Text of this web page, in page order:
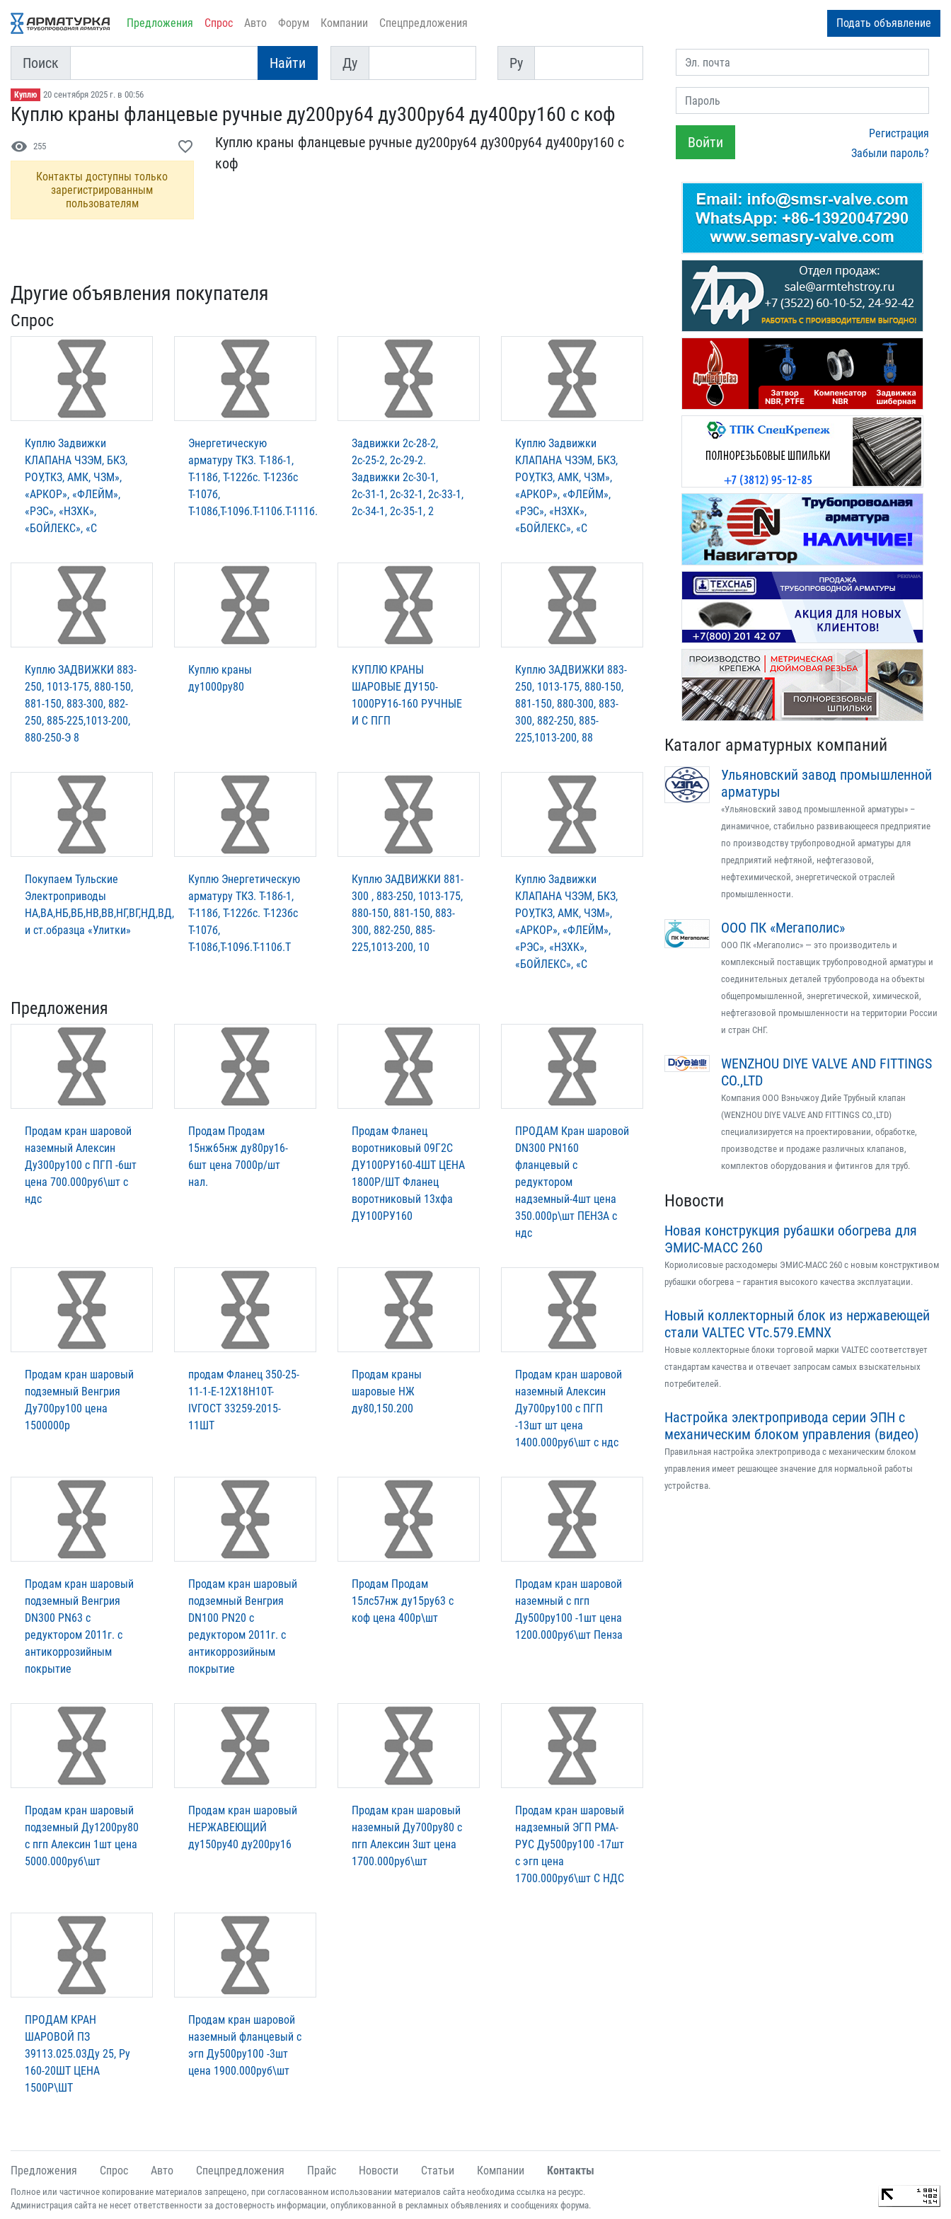
Предложения Спрос Авто Форум Компании Спецпредложения Подать объявление
Поиск Найти
Ду
Ду
Py
Py
Куплю 20 сентября 2025 г. в 00:56
Куплю краны фланцевые ру​чные ду200ру64 ду300ру64​ ду400ру160 с коф
visibility 255 favorite_border
Контакты доступны только
зарегистрированным
пользователям
Куплю краны фланцевые ру​чные ду200ру64 ду300ру64​ ду400ру160 с
коф
Другие объявления покупателя
Спрос
Куплю Задвижки
КЛАПАНА ЧЗЭМ, БКЗ,
РОУ,ТКЗ, АМК, ЧЗМ»,
«АРКОР», «ФЛЕЙМ»,
«РЭС», «НЗХК»,
«БОЙЛЕКС», «С
Энергетическую
арматуру ТКЗ. T-18б-1,
Т-118б, Т-122бс. Т-123бс
Т-107б,
Т-108б,Т-109б.Т-110б.Т-111б.
Задвижки 2с-28-2,
2с-25-2, 2с-29-2.
Задвижки 2с-30-1,
2с-31-1, 2с-32-1, 2с-33-1,
2с-34-1, 2с-35-1, 2
Куплю Задвижки
КЛАПАНА ЧЗЭМ, БКЗ,
РОУ,ТКЗ, АМК, ЧЗМ»,
«АРКОР», «ФЛЕЙМ»,
«РЭС», «НЗХК»,
«БОЙЛЕКС», «С
Куплю ЗАДВИЖКИ 883-
250, 1013-175, 880-150,
881-150, 883-300, 882-
250, 885-225,1013-200,
880-250-Э 8
Куплю краны
ду1000ру80
КУПЛЮ КРАНЫ
ШАРОВЫЕ ДУ150-
1000РУ16-160 РУЧНЫЕ
И С ПГП
Куплю ЗАДВИЖКИ 883-
250, 1013-175, 880-150,
881-150, 880-300, 883-
300, 882-250, 885-
225,1013-200, 88
Покупаем Тульские
Электроприводы
НА,ВА,НБ,ВБ,НВ,ВВ,НГ,ВГ,НД,ВД,
и ст.образца «Улитки»
Куплю Энергетическую
арматуру ТКЗ. T-18б-1,
Т-118б, Т-122бс. Т-123бс
Т-107б,
Т-108б,Т-109б.Т-110б.Т
Куплю ЗАДВИЖКИ 881-
300 , 883-250, 1013-175,
880-150, 881-150, 883-
300, 882-250, 885-
225,1013-200, 10
Куплю Задвижки
КЛАПАНА ЧЗЭМ, БКЗ,
РОУ,ТКЗ, АМК, ЧЗМ»,
«АРКОР», «ФЛЕЙМ»,
«РЭС», «НЗХК»,
«БОЙЛЕКС», «С
Предложения
Продам кран шаровой
наземный Алексин
Ду300ру100 с ПГП -6шт
цена 700.000руб\шт с
ндс
Продам Продам
15нж65нж ду80ру16-
6шт цена 7000р/шт
нал.
Продам Фланец
воротниковый 09Г2С
ДУ100РУ160-4ШТ ЦЕНА
1800Р/ШТ Фланец
воротниковый 13хфа
ДУ100РУ160
ПРОДАМ Кран шаровой
DN300 PN160
фланцевый с
редуктором
надземный-4шт цена
350.000р\шт ПЕНЗА с
ндс
Продам кран шаровый
подземный Венгрия
Ду700ру100 цена
1500000р
продам Фланец 350-25-
11-1-E-12Х18Н10Т-
IVГОСТ 33259-2015-
11ШТ
Продам краны
шаровые НЖ
ду80,150.200
Продам кран шаровой
наземный Алексин
Ду700ру100 с ПГП
-13шт шт цена
1400.000руб\шт с ндс
Продам кран шаровый
подземный Венгрия
DN300 PN63 с
редуктором 2011г. с
антикоррозийным
покрытие
Продам кран шаровый
подземный Венгрия
DN100 PN20 с
редуктором 2011г. с
антикоррозийным
покрытие
Продам Продам
15лс57нж ду15ру63 с
коф цена 400р\шт
Продам кран шаровой
наземный с пгп
Ду500ру100 -1шт цена
1200.000руб\шт Пенза
Продам кран шаровый
подземный Ду1200ру80
с пгп Алексин 1шт цена
5000.000руб\шт
Продам кран шаровый
НЕРЖАВЕЮЩИЙ
ду150ру40 ду200ру16
Продам кран шаровый
наземный Ду700ру80 с
пгп Алексин 3шт цена
1700.000руб\шт
Продам кран шаровый
надземный ЭГП РМА-
РУС Ду500ру100 -17шт
с эгп цена
1700.000руб\шт С НДС
ПРОДАМ КРАН
ШАРОВОЙ ПЗ
39113.025.03Ду 25, Ру
160-20ШТ ЦЕНА
1500Р\ШТ
Продам кран шаровой
наземный фланцевый с
эгп Ду500ру100 -3шт
цена 1900.000руб\шт
Эл. почта
Пароль
Войти
Регистрация
Забыли пароль?
Каталог арматурных компаний
Ульяновский завод промышленной
арматуры
«Ульяновский завод промышленной арматуры» –
динамичное, стабильно развивающееся предприятие
по производству трубопроводной арматуры для
предприятий нефтяной, нефтегазовой,
нефтехимической, энергетической отраслей
промышленности.
ООО ПК «Мегаполис»
ООО ПК «Мегаполис» — это производитель и
комплексный поставщик трубопроводной арматуры и
соединительных деталей трубопровода на объекты
общепромышленной, энергетической, химической,
нефтегазовой промышленности на территории России
и стран СНГ.
WENZHOU DIYE VALVE AND FITTINGS
CO.,LTD
Компания ООО Вэньчжоу Дийе Трубный клапан
(WENZHOU DIYE VALVE AND FITTINGS CO.,LTD)
специализируется на проектировании, обработке,
производстве и продаже различных клапанов,
комплектов оборудования и фитингов для труб.
Новости
Новая конструкция рубашки обогрева для
ЭМИС-МАСС 260
Кориолисовые расходомеры ЭМИС-МАСС 260 с новым конструктивом
рубашки обогрева – гарантия высокого качества эксплуатации.
Новый коллекторный блок из нержавеющей
стали VALTEC VTс.579.EMNX
Новые коллекторные блоки торговой марки VALTEC соответствует
стандартам качества и отвечает запросам самых взыскательных
потребителей.
Настройка электропривода серии ЭПН с
механическим блоком управления (видео)
Правильная настройка электропривода с механическим блоком
управления имеет решающее значение для нормальной работы
устройства.
Предложения Спрос Авто Спецпредложения Прайс Новости Статьи Компании Контакты
Полное или частичное копирование материалов запрещено, при согласованном использовании материалов сайта необходима ссылка на ресурс.
Администрация сайта не несет ответственности за достоверность информации, опубликованной в рекламных объявлениях и сообщениях форума.